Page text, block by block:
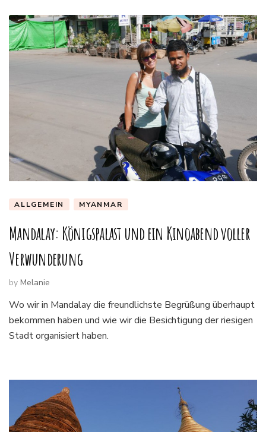
ALLGEMEIN MYANMAR
Mandalay: Königspalast und ein Kinoabend voller
Verwunderung
by Melanie
Wo wir in Mandalay die freundlichste Begrüßung überhaupt
bekommen haben und wie wir die Besichtigung der riesigen
Stadt organisiert haben.